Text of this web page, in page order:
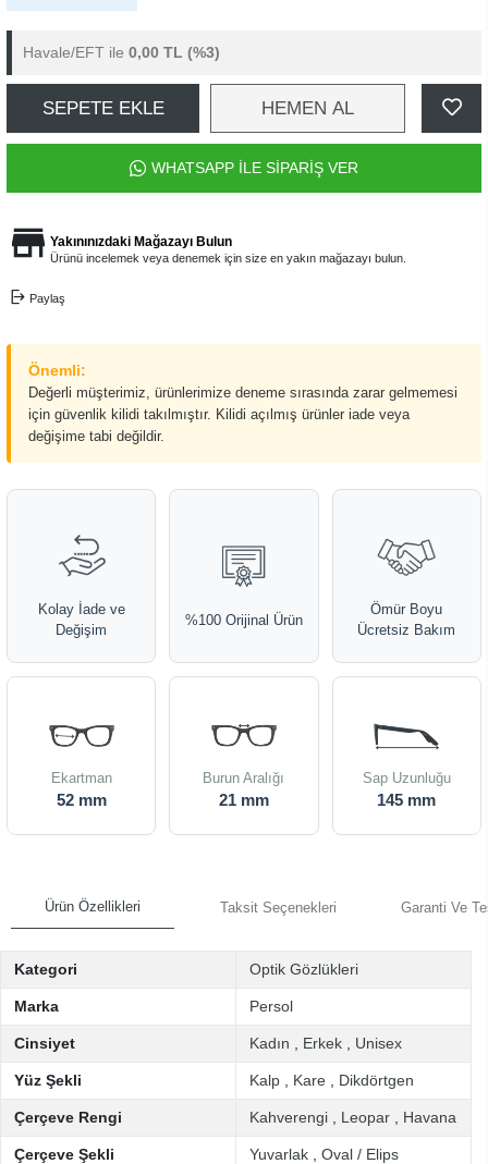
Havale/EFT ile 0,00 TL (%3)
SEPETE EKLE HEMEN AL
WHATSAPP İLE SİPARİŞ VER
Yakınınızdaki Mağazayı Bulun
Ürünü incelemek veya denemek için size en yakın mağazayı bulun.
Paylaş
Önemli:
Değerli müşterimiz, ürünlerimize deneme sırasında zarar gelmemesi
için güvenlik kilidi takılmıştır. Kilidi açılmış ürünler iade veya
değişime tabi değildir.
Kolay İade ve
Değişim
%100 Orijinal Ürün
Ömür Boyu
Ücretsiz Bakım
Ekartman
52 mm
Burun Aralığı
21 mm
Sap Uzunluğu
145 mm
Ürün Özellikleri Taksit Seçenekleri Garanti Ve
Kategori Optik Gözlükleri
Marka Persol
Cinsiyet Kadın Erkek Unisex
Yüz Şekli Kalp Kare Dikdörtgen
Çerçeve Rengi Kahverengi Leopar Havana
Çerçeve Şekli Yuvarlak Oval / Elips